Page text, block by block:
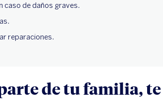
caso de daños graves.
reparaciones.
de tu familia,